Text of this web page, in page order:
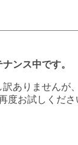
ンス中です。
ありませんが、
度お試しくださ